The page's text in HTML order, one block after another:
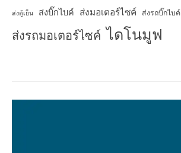
ส่งตู้เย็น ส่งบิ๊กไบค์ ส่งมอเตอร์ไซค์ ส่งรถบิ๊กไบค์
ส่งรถมอเตอร์ไซค์ ไดโนมูฟ